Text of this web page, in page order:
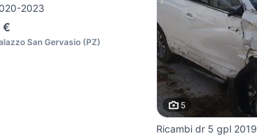
2023
€
San Gervasio (PZ)
5
Ricambi dr 5 gpl 2019